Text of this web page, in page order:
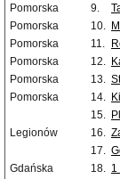
Pomorska
9.
Pomorska
10.
Pomorska
11.
Pomorska
12.
Pomorska
13.
Pomorska
14.
15.
Legionów
16.
17.
Gdańska
18. 1